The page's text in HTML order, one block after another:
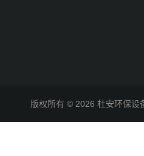
版权所有 © 2026 杜安环保